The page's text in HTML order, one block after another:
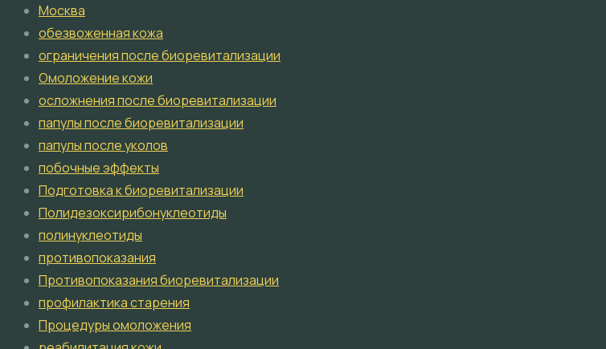
Москва
обезвоженная кожа
ограничения после биоревитализации
Омоложение кожи
осложнения после биоревитализации
папулы после биоревитализации
папулы после уколов
побочные эффекты
Подготовка к биоревитализации
Полидезоксирибонуклеотиды
полинуклеотиды
противопоказания
Противопоказания биоревитализации
профилактика старения
Процедуры омоложения